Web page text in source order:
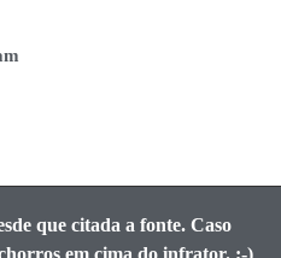
que citada a fonte. Caso
em cima do infrator. ;-)